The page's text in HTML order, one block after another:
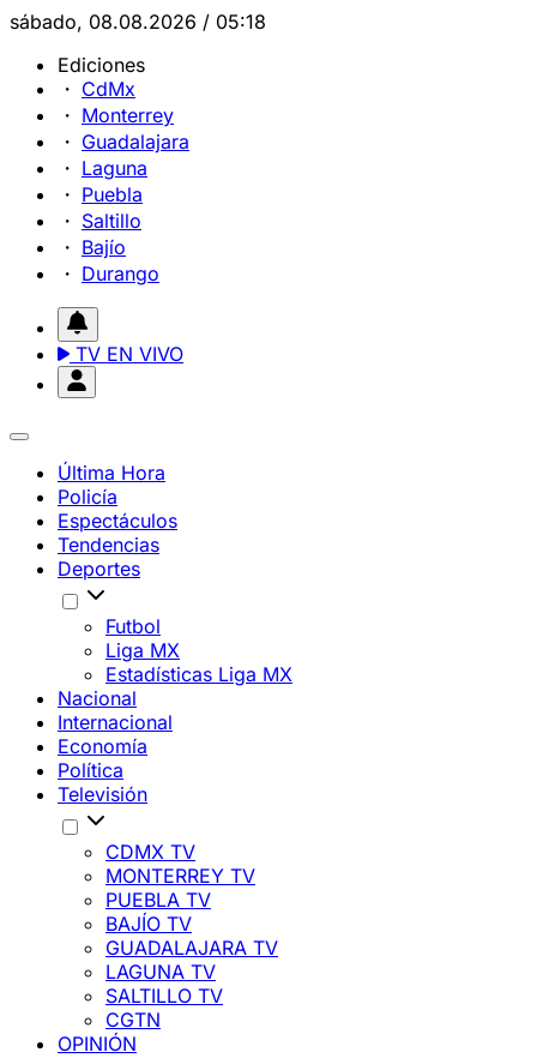
sábado, 08.08.2026 / 05:18
Ediciones
CdMx
Monterrey
Guadalajara
Laguna
Puebla
Saltillo
Bajío
Durango
TV EN VIVO
Última Hora
Policía
Espectáculos
Tendencias
Deportes
Futbol
Liga MX
Estadísticas Liga MX
Nacional
Internacional
Economía
Política
Televisión
CDMX TV
MONTERREY TV
PUEBLA TV
BAJÍO TV
GUADALAJARA TV
LAGUNA TV
SALTILLO TV
CGTN
OPINIÓN